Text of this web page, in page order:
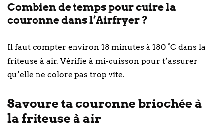
Combien de temps pour cuire la
couronne dans l’Airfryer ?
Il faut compter environ 18 minutes à 180 °C dans la
friteuse à air. Vérifie à mi-cuisson pour t’assurer
qu’elle ne colore pas trop vite.
Savoure ta couronne briochée à
la friteuse à air